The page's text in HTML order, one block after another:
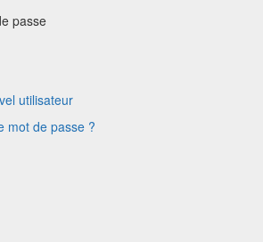
passe
utilisateur
mot de passe ?